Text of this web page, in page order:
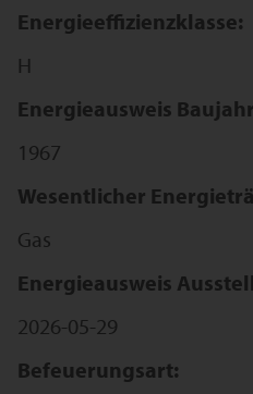
Energieeffizienzklasse:
H
Energieausweis
1967
Wesentlicher
Gas
Energieausweis
2026-05-29
Befeuerungsart: